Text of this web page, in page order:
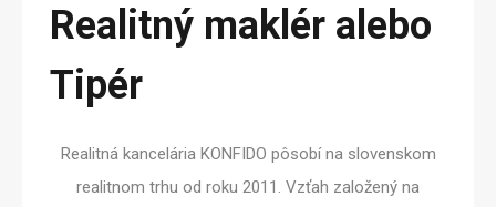
Realitný maklér alebo
Tipér
Realitná kancelária KONFIDO pôsobí na slovenskom
realitnom trhu od roku 2011. Vzťah založený na